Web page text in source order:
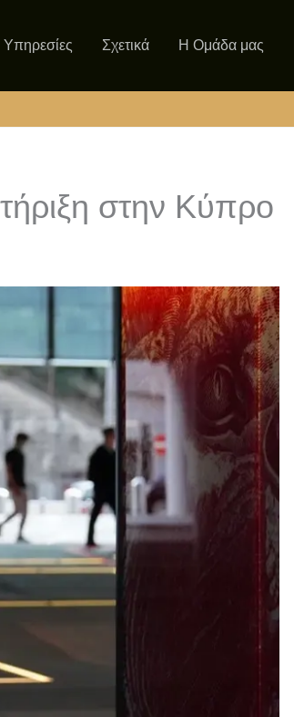
Υπηρεσίες Σχετικά Η Ομάδα μας
στην Κύπρο